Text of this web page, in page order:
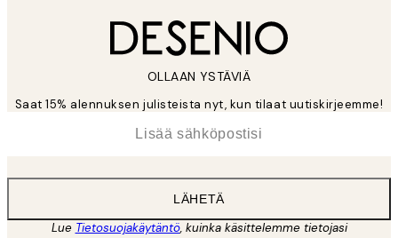
OLLAAN YSTÄVIÄ
Saat 15% alennuksen julisteista nyt, kun tilaat uutiskirjeemme!
LÄHETÄ
Lue Tietosuojakäytäntö, kuinka käsittelemme tietojasi